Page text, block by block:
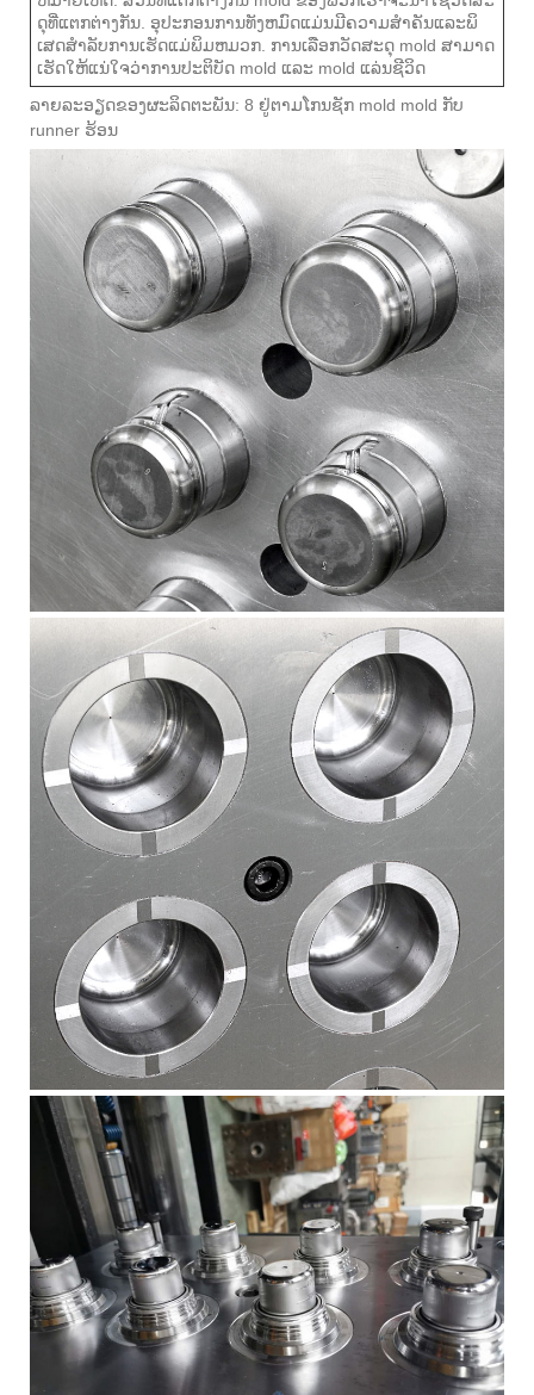
ດຸທີ່ແຕກຕ່າງກັນ. ອຸປະກອນການທັງຫມົດແມ່ນມີຄວາມສໍາຄັນແລະພິ
ເສດສໍາລັບການເຮັດແມ່ພິມຫມວກ. ການເລືອກວັດສະດຸ mold ສາມາດ
ເຮັດໃຫ້ແນ່ໃຈວ່າການປະຕິບັດ mold ແລະ mold ແລ່ນຊີວິດ
ລາຍ​ລະ​ອຽດ​ຂອງ​ຜະ​ລິດ​ຕະ​ພັນ: 8 ຢູ່ຕາມໂກນຊັກ mold mold ກັບ
runner ຮ້ອນ